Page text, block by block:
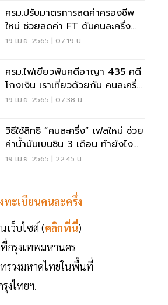
ครม.ปรับมาตรการลดค่าครองชีพ
ใหม่ ช่วยลดค่า FT ดันคนละครึ่ง
ช่วยค่าน้ำมัน
19 เม.ย. 2565 | 07:19 น.
ครม.ไฟเขียวฟันคดีอาญา 435 คดี
โกงเงิน เราเที่ยวด้วยกัน คนละครึ่ง
เราชนะ
19 เม.ย. 2565 | 07:38 น.
วิธีใช้สิทธิ “คนละครึ่ง” เฟสใหม่ ช่วย
ค่าน้ำมันเบนซิน 3 เดือน ทำยังไง
เช็คเลย
19 เม.ย. 2565 | 22:45 น.
ทะเบียนคนละครึ่ง
เว็บไซต์ (คลิกที่นี่)
กรุงเทพมหานคร
รวงมหาดไทยในพื้นที่
งไทยฯ.